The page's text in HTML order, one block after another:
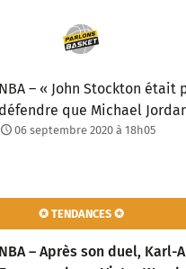
NBA – « John Stockton était
défendre que Michael
06 septembre 2020 à 18h05
✪ TENDANCES ✪
NBA – Après son duel, Karl-